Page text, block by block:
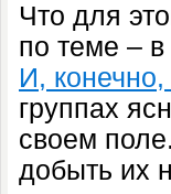
Что для
по теме –
И,
группах
своем
добыть их